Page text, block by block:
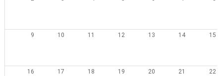
9 10 11 12 13 14 15
16 17 18 19 20 21 22